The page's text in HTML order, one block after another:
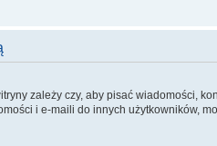
zależy czy, aby pisać wiadomości,
i e-maili do innych użytkowników,